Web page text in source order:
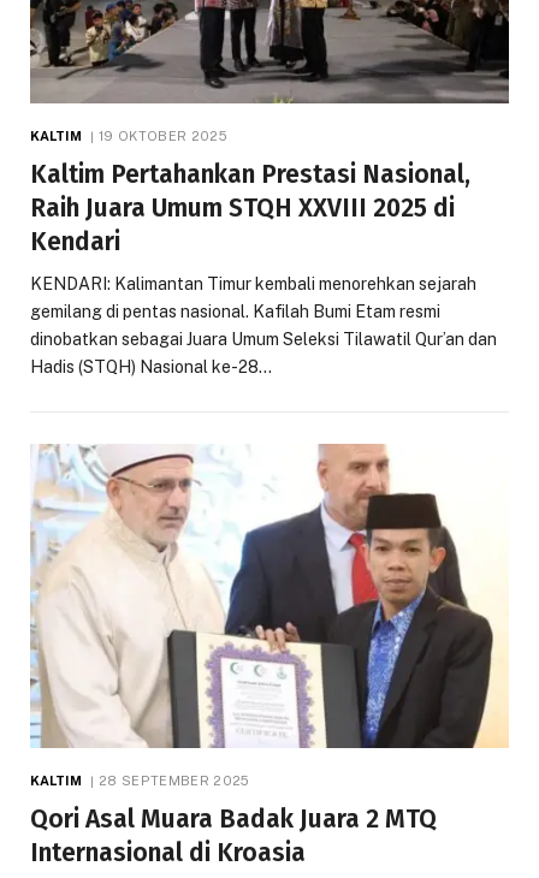
KALTIM 19 OKTOBER 2025
Kaltim Pertahankan Prestasi Nasional,
Raih Juara Umum STQH XXVIII 2025 di
Kendari
KENDARI: Kalimantan Timur kembali menorehkan sejarah
gemilang di pentas nasional. Kafilah Bumi Etam resmi
dinobatkan sebagai Juara Umum Seleksi Tilawatil Qur’an dan
Hadis (STQH) Nasional ke-28…
KALTIM 28 SEPTEMBER 2025
Qori Asal Muara Badak Juara 2 MTQ
Internasional di Kroasia